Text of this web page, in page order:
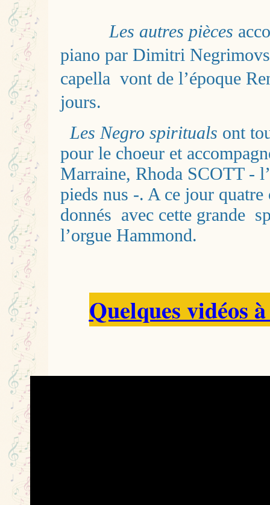
Les autres pièces
piano par Dimitri
capella vont de l’époque
jours.
Les Negro spirituals ont
pour le choeur et
Marraine, Rhoda SCOTT -
pieds nus -. A ce jour quatre
donnés avec cette grande
l’orgue Hammond.
Quelques vidéos